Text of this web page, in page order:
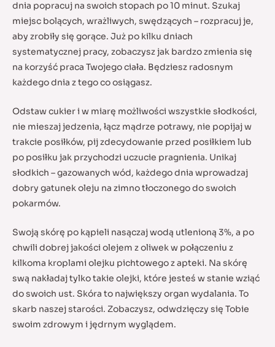
dnia popracuj na swoich stopach po 10 minut. Szukaj
miejsc bolących, wrażliwych, swędzących – rozpracuj je,
aby zrobiły się gorące. Już po kilku dniach
systematycznej pracy, zobaczysz jak bardzo zmienia się
na korzyść praca Twojego ciała. Będziesz radosnym
każdego dnia z tego co osiągasz.
Odstaw cukier i w miarę możliwości wszystkie słodkości,
nie mieszaj jedzenia, łącz mądrze potrawy, nie popijaj w
trakcie posiłków, pij zdecydowanie przed posiłkiem lub
po posiłku jak przychodzi uczucie pragnienia. Unikaj
słodkich – gazowanych wód, każdego dnia wprowadzaj
dobry gatunek oleju na zimno tłoczonego do swoich
pokarmów.
Swoją skórę po kąpieli nasączaj wodą utlenioną 3%, a po
chwili dobrej jakości olejem z oliwek w połączeniu z
kilkoma kroplami olejku pichtowego z apteki. Na skórę
swą nakładaj tylko takie olejki, które jesteś w stanie wziąć
do swoich ust. Skóra to największy organ wydalania. To
skarb naszej starości. Zobaczysz, odwdzięczy się Tobie
swoim zdrowym i jędrnym wyglądem.